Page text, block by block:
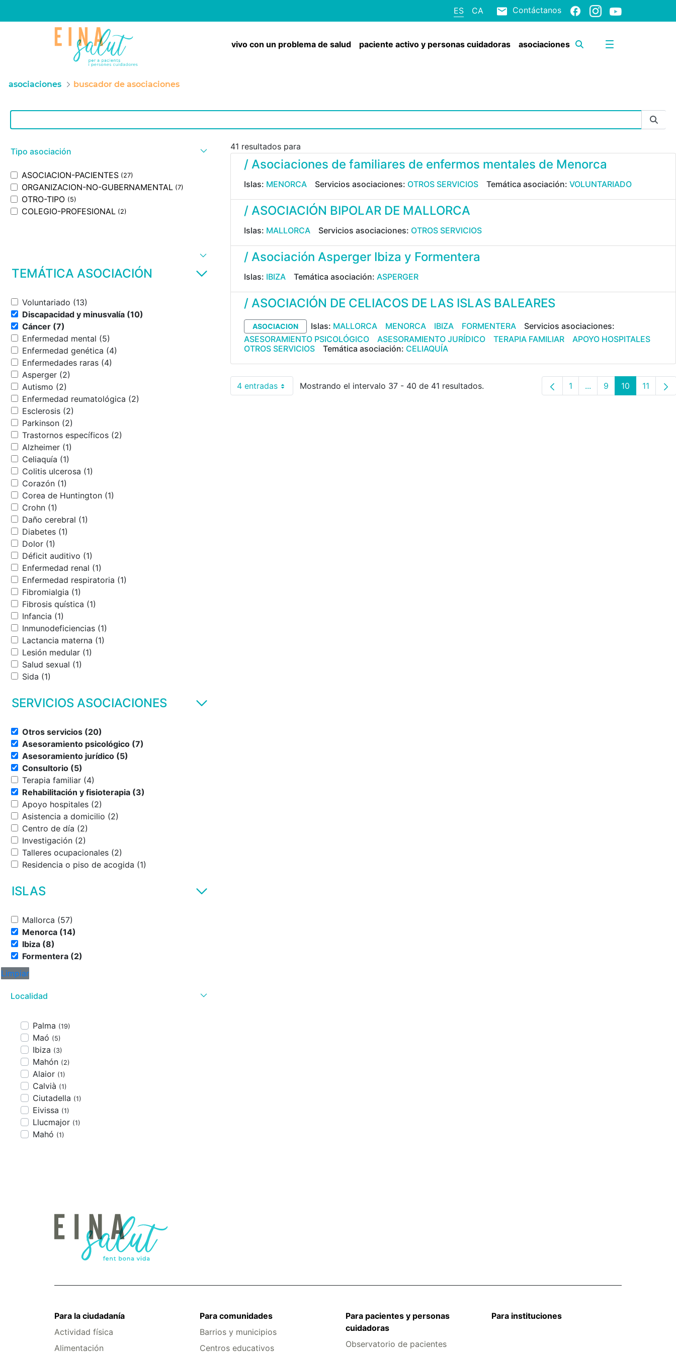
ES CA Contáctanos
vivo con un problema de salud paciente activo y personas cuidadoras asociaciones
asociaciones buscador de asociaciones
Barra de búsqueda
Tipo asociación
ASOCIACION-PACIENTES (27)
ORGANIZACION-NO-GUBERNAMENTAL (7)
OTRO-TIPO (5)
COLEGIO-PROFESIONAL (2)
TEMÁTICA ASOCIACIÓN
Voluntariado (13)
Discapacidad y minusvalía (10)
Cáncer (7)
Enfermedad mental (5)
Enfermedad genética (4)
Enfermedades raras (4)
Asperger (2)
Autismo (2)
Enfermedad reumatológica (2)
Esclerosis (2)
Parkinson (2)
Trastornos específicos (2)
Alzheimer (1)
Celiaquía (1)
Colitis ulcerosa (1)
Corazón (1)
Corea de Huntington (1)
Crohn (1)
Daño cerebral (1)
Diabetes (1)
Dolor (1)
Déficit auditivo (1)
Enfermedad renal (1)
Enfermedad respiratoria (1)
Fibromialgia (1)
Fibrosis quística (1)
Infancia (1)
Inmunodeficiencias (1)
Lactancia materna (1)
Lesión medular (1)
Salud sexual (1)
Sida (1)
SERVICIOS ASOCIACIONES
Otros servicios (20)
Asesoramiento psicológico (7)
Asesoramiento jurídico (5)
Consultorio (5)
Terapia familiar (4)
Rehabilitación y fisioterapia (3)
Apoyo hospitales (2)
Asistencia a domicilio (2)
Centro de día (2)
Investigación (2)
Talleres ocupacionales (2)
Residencia o piso de acogida (1)
ISLAS
Mallorca (57)
Menorca (14)
Ibiza (8)
Formentera (2)
Limpiar
Localidad
Palma (19)
Maó (5)
Ibiza (3)
Mahón (2)
Alaior (1)
Calvià (1)
Ciutadella (1)
Eivissa (1)
Llucmajor (1)
Mahó (1)
41 resultados para
/ Asociaciones de familiares de enfermos mentales de Menorca
Islas: MENORCA Servicios asociaciones: OTROS SERVICIOS Temática asociación: VOLUNTARIADO
/ ASOCIACIÓN BIPOLAR DE MALLORCA
Islas: MALLORCA Servicios asociaciones: OTROS SERVICIOS
/ Asociación Asperger Ibiza y Formentera
Islas: IBIZA Temática asociación: ASPERGER
/ ASOCIACIÓN DE CELIACOS DE LAS ISLAS BALEARES
ASOCIACION Islas: MALLORCA MENORCA IBIZA FORMENTERA
Servicios asociaciones:
ASESORAMIENTO PSICOLÓGICO
ASESORAMIENTO JURÍDICO TERAPIA FAMILIAR
APOYO HOSPITALES
OTROS SERVICIOS
Temática asociación: CELIAQUÍA
4 entradasPor páginaMostrando el intervalo 37 - 40 de 41 resultados. Página
1 ...Páginas intermedias
Página
9 Página
10 Página
11
Para la ciudadanía
Actividad física
Alimentación
Para comunidades
Barrios y municipios
Centros educativos
Para pacientes y personas
cuidadoras
Observatorio de pacientes
Para instituciones